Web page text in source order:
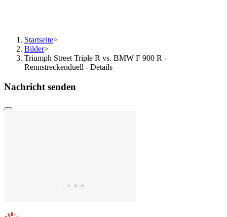
Startseite>
Bilder>
Triumph Street Triple R vs. BMW F 900 R -
Rennstreckenduell - Details
Nachricht senden